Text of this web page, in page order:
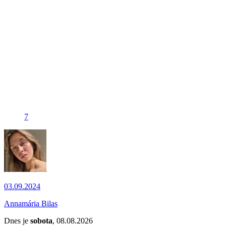
7
03.09.2024
Annamária Bilas
Dnes je sobota, 08.08.2026